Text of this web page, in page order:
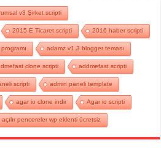
v3 Şirket scripti
2015 E Ticaret scripti 2016 haber scripti
adamz v1.3 blogger teması
clone scripti addmefast scripti
scripti admin paneli template
agar io clone indir Agar io scripti
açılır pencereler wp eklenti ücretsiz